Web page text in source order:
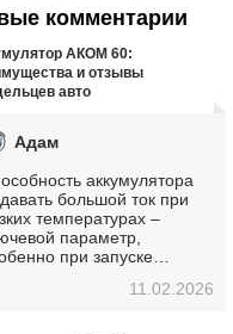
комментарии
АКОМ 60:
и отзывы
авто
Адам
аккумулятора
большой ток при
температурах –
параметр,
при запуске
что данный11.02.2026